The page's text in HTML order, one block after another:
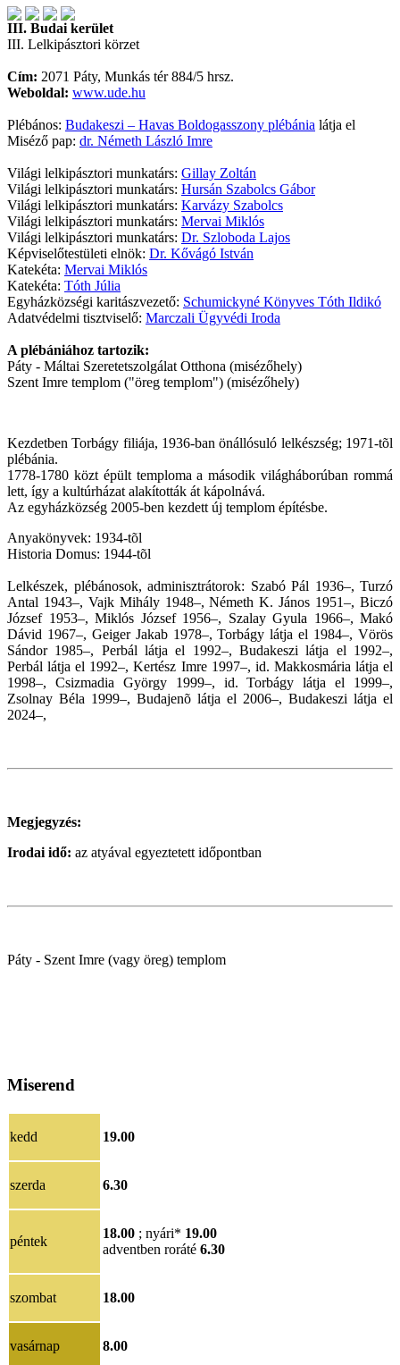
III. Budai kerület
III. Lelkipásztori körzet
Cím: 2071 Páty, Munkás tér 884/5 hrsz.
Weboldal: www.ude.hu
Plébános: Budakeszi – Havas Boldogasszony plébánia látja el
Miséző pap: dr. Németh László Imre
Világi lelkipásztori munkatárs: Gillay Zoltán
Világi lelkipásztori munkatárs: Hursán Szabolcs Gábor
Világi lelkipásztori munkatárs: Karvázy Szabolcs
Világi lelkipásztori munkatárs: Mervai Miklós
Világi lelkipásztori munkatárs: Dr. Szloboda Lajos
Képviselőtestületi elnök: Dr. Kővágó István
Katekéta: Mervai Miklós
Katekéta: Tóth Júlia
Egyházközségi karitászvezető: Schumickyné Könyves Tóth Ildikó
Adatvédelmi tisztviselő: Marczali Ügyvédi Iroda
A plébániához tartozik:
Páty - Máltai Szeretetszolgálat Otthona (misézőhely)
Szent Imre templom ("öreg templom") (misézőhely)
Kezdetben Torbágy filiája, 1936-ban önállósuló lelkészség; 1971-tõl
plébánia.
1778-1780 közt épült temploma a második világháborúban rommá
lett, így a kultúrházat alakították át kápolnává.
Az egyházközség 2005-ben kezdett új templom építésbe.
Anyakönyvek: 1934-tõl
Historia Domus: 1944-tõl
Lelkészek, plébánosok, adminisztrátorok: Szabó Pál 1936–, Turzó
Antal 1943–, Vajk Mihály 1948–, Németh K. János 1951–, Biczó
József 1953–, Miklós József 1956–, Szalay Gyula 1966–, Makó
Dávid 1967–, Geiger Jakab 1978–, Torbágy látja el 1984–, Vörös
Sándor 1985–, Perbál látja el 1992–, Budakeszi látja el 1992–,
Perbál látja el 1992–, Kertész Imre 1997–, id. Makkosmária látja el
1998–, Csizmadia György 1999–, id. Torbágy látja el 1999–,
Zsolnay Béla 1999–, Budajenõ látja el 2006–, Budakeszi látja el
2024–,
Megjegyzés:
Irodai idő: az atyával egyeztetett időpontban
Páty - Szent Imre (vagy öreg) templom
Miserend
kedd 19.00
szerda 6.30
péntek
18.00 ; nyári* 19.00
adventben roráté 6.30
szombat 18.00
vasárnap 8.00